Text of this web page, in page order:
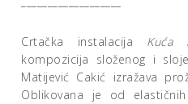
Crtačka instalacija Kuća
kompozicija složenog i
Matijević Cakić izražava
Oblikovana je od